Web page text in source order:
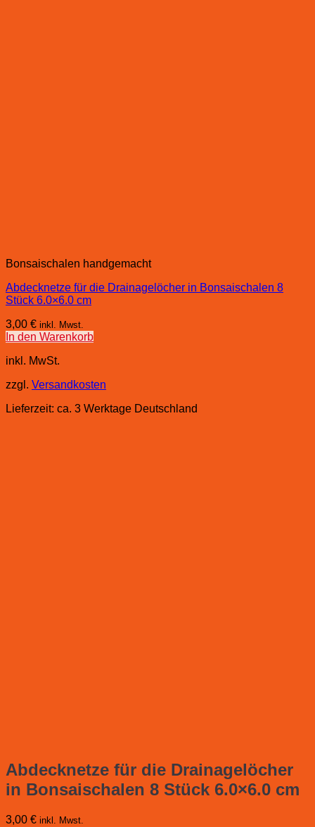
Bonsaischalen handgemacht
Abdecknetze für die Drainagelöcher in Bonsaischalen 8
Stück 6.0×6.0 cm
3,00 € inkl. Mwst.
In den Warenkorb
inkl. MwSt.
zzgl. Versandkosten
Lieferzeit: ca. 3 Werktage Deutschland
Abdecknetze für die Drainagelöcher
in Bonsaischalen 8 Stück 6.0×6.0 cm
3,00 € inkl. Mwst.